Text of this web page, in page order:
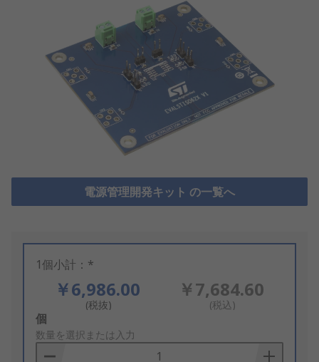
電源管理開発キット の一覧へ
1個小計：*
￥6,986.00
(税抜)
￥7,684.60
(税込)
Add
to
Basket
個
数量を選択または入力